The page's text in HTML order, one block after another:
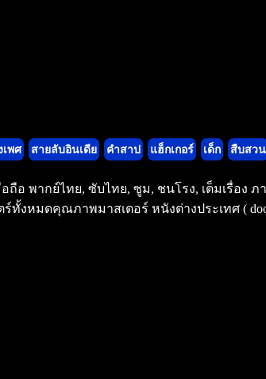
เพศ สายลับอินเดีย คำสาป แฮ็กเกอร์ เด็ก สืบสวน
ถือ พากย์ไทย, ซับไทย, ซูม, ชนโรง, เต็มเรื่อง
มดคุณภาพมาสเตอร์ หนังต่างประเทศ (